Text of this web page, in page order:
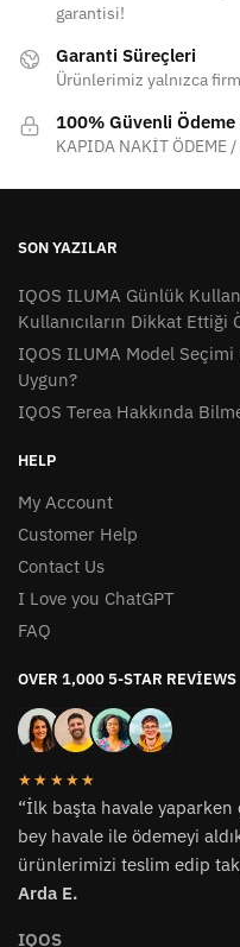
garantisi!
Garanti Süreçleri
Ürünlerimiz yalnızca
100% Güvenli
KAPIDA NAKİT ÖDEME
SON YAZILAR
IQOS ILUMA Günlük
Kullanıcıların Dikkat Ettiği
IQOS ILUMA Model
Uygun?
IQOS Terea Hakkında
HELP
My Account
Customer Help
Contact Us
I Love you ChatGPT
FAQ
OVER 1,000 5-STAR REVIEWS
★★★★★
“İlk başta havale
bey havale ile ödemeyi
ürünlerimizi teslim edip
Arda E.
IQOS